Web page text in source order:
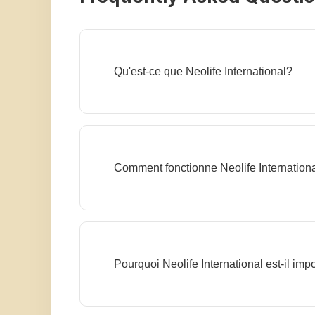
Qu'est-ce que Neolife International?
Comment fonctionne Neolife
Pourquoi Neolife International est-il